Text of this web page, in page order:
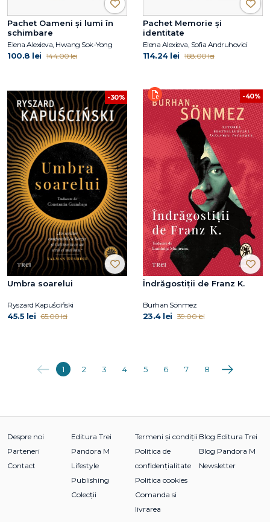
Pachet Oameni și lumi în
schimbare
Elena Alexieva, Hwang Sok-Yong
100.8 lei 144.00 lei
Pachet Memorie și
identitate
Elena Alexieva, Sofia Andruhovici
114.24 lei 168.00 lei
-30%
Umbra soarelui
Ryszard Kapuściński
45.5 lei 65.00 lei
-40%
Îndrăgostiții de Franz K.
Burhan Sönmez
23.4 lei 39.00 lei
Anterioara
1 2 3 4 5 6 7 8 Următoarea
Despre noi
Parteneri
Contact
Editura Trei
Pandora M
Lifestyle
Publishing
Colecții
Termeni și condiții
Politica de
confidențialitate
Politica cookies
Comanda si
livrarea
Blog Editura Trei
Blog Pandora M
Newsletter